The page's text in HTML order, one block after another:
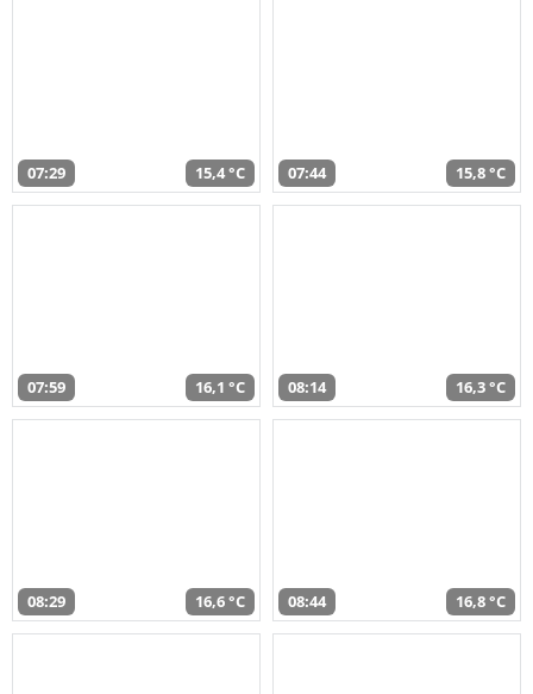
07:29 15,4 °C 07:44 15,8 °C
07:59 16,1 °C 08:14 16,3 °C
08:29 16,6 °C 08:44 16,8 °C